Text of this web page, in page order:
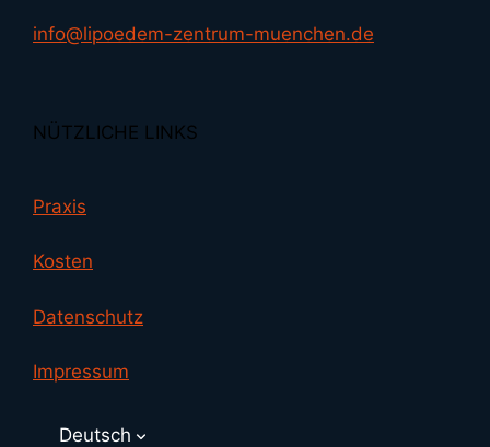
info@lipoedem-zentrum-muenchen.de
NÜTZLICHE LINKS
Praxis
Kosten
Datenschutz
Impressum
Deutsch